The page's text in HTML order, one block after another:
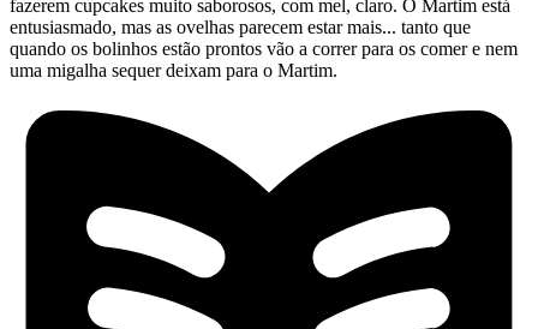
fazerem cupcakes muito saborosos, com mel, claro. O Martim está
entusiasmado, mas as ovelhas parecem estar mais... tanto que
quando os bolinhos estão prontos vão a correr para os comer e nem
uma migalha sequer deixam para o Martim.